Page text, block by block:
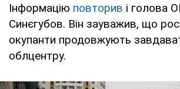
Інформацію повторив і голова
Синєгубов. Він зауважив, що
окупанти продовжують
облцентру.